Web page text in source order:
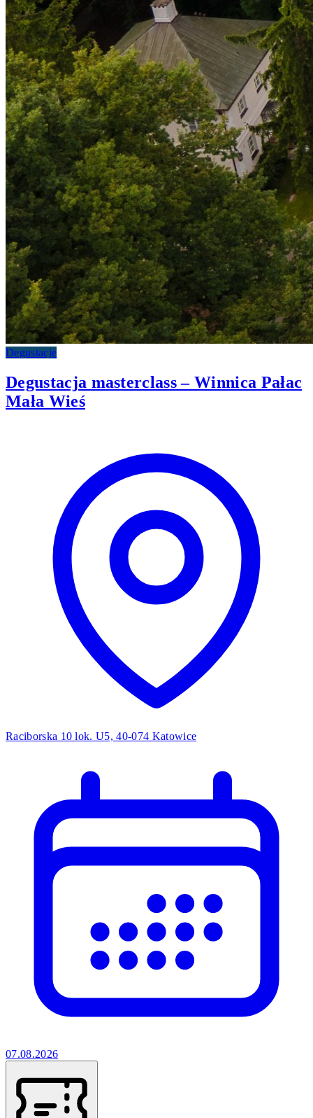
Degustacje
Degustacja masterclass – Winnica Pałac
Mała Wieś
Raciborska 10 lok. U5, 40-074 Katowice
07.08.2026